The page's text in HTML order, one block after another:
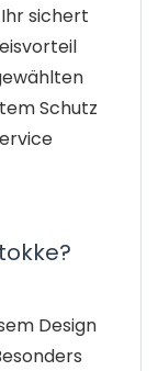
sichert
Schutz
Design